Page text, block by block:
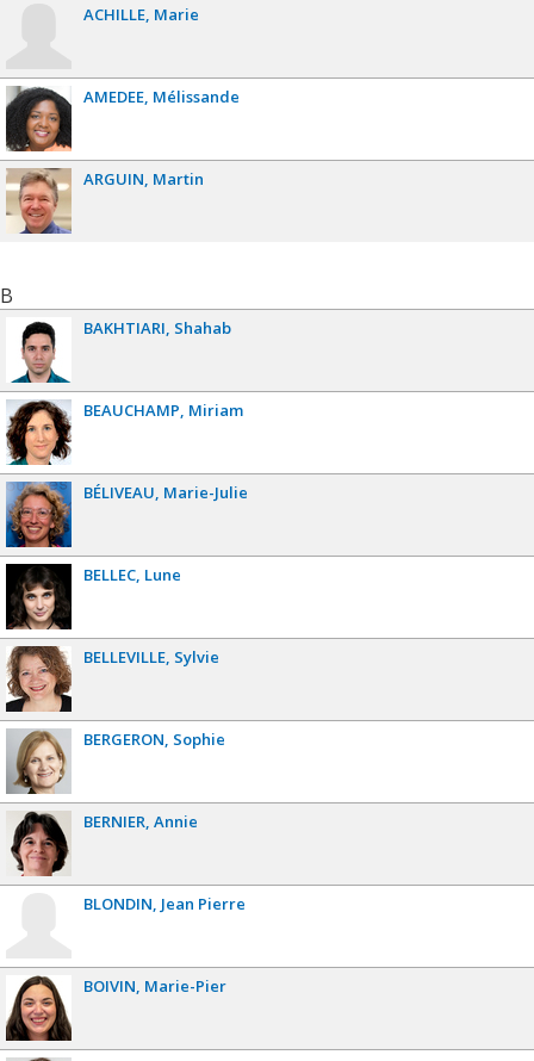
ACHILLE Marie
AMEDEE Mélissande
ARGUIN Martin
B
BAKHTIARI Shahab
BEAUCHAMP Miriam
BÉLIVEAU Marie-Julie
BELLEC Lune
BELLEVILLE Sylvie
BERGERON Sophie
BERNIER Annie
BLONDIN Jean Pierre
BOIVIN Marie-Pier